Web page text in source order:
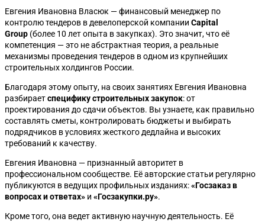
Евгения Ивановна Власюк — финансовый менеджер по
контролю тендеров в девелоперской компании Capital
Group (более 10 лет опыта в закупках). Это значит, что её
компетенция — это не абстрактная теория, а реальные
механизмы проведения тендеров в одном из крупнейших
строительных холдингов России.
Благодаря этому опыту, на своих занятиях Евгения Ивановна
разбираетспецифику строительных закупок: от
проектирования до сдачи объектов. Вы узнаете, как правильно
составлять сметы, контролировать бюджеты и выбирать
подрядчиков в условиях жесткого дедлайна и высоких
требований к качеству.
Евгения Ивановна — признанный авторитет в
профессиональном сообществе. Её авторские статьи регулярно
публикуются в ведущих профильных изданиях:«Госзаказ в
вопросах и ответах» и «Госзакупки.ру».
Кроме того, она ведет активную научную деятельность. Её